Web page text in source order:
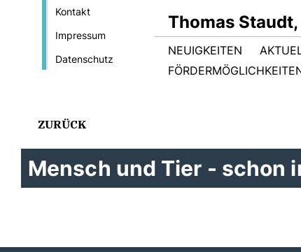
Kontakt
Impressum
Datenschutz
Thomas Staudt,
NEUIGKEITEN
ZURÜCK
Mensch und Tier - schon